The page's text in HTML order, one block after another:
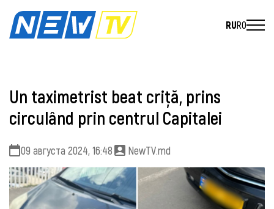
RURO
Un taximetrist beat criţă, prins
circulând prin centrul Capitalei
09 августа 2024, 16:48 NewTV.md